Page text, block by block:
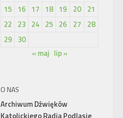
15 16 17 18 19 20
21
22
23 24 25 26 27
28
29 30
« maj lip »
O NAS
Archiwum Dźwięków